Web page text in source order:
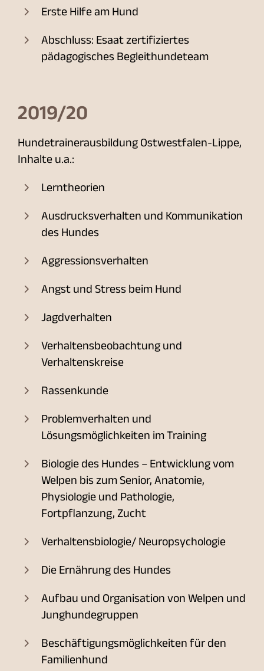
Erste Hilfe am Hund
Abschluss: Esaat zertifiziertes
pädagogisches Begleithundeteam
2019/20
Hundetrainerausbildung Ostwestfalen-Lippe,
Inhalte u.a.:
Lerntheorien
Ausdrucksverhalten und Kommunikation
des Hundes
Aggressionsverhalten
Angst und Stress beim Hund
Jagdverhalten
Verhaltensbeobachtung und
Verhaltenskreise
Rassenkunde
Problemverhalten und
Lösungsmöglichkeiten im Training
Biologie des Hundes – Entwicklung vom
Welpen bis zum Senior, Anatomie,
Physiologie und Pathologie,
Fortpflanzung, Zucht
Verhaltensbiologie/ Neuropsychologie
Die Ernährung des Hundes
Aufbau und Organisation von Welpen und
Junghundegruppen
Beschäftigungsmöglichkeiten für den
Familienhund